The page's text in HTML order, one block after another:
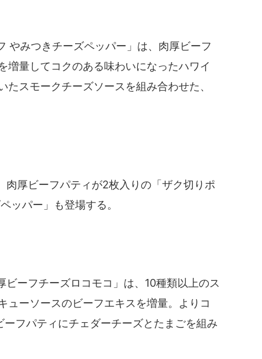
やみつきチーズペッパー」は、肉厚ビーフ
増量してコクのある味わいになったハワイ
スモークチーズソースを組み合わせた、
厚ビーフパティが2枚入りの「ザク切りポ
ッパー」も登場する。
ーフチーズロコモコ」は、10種類以上のス
ューソースのビーフエキスを増量。よりコ
フパティにチェダーチーズとたまごを組み